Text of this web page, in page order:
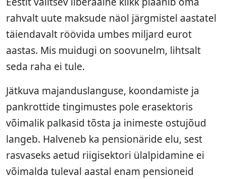
rahvalt uute maksude näol järgmistel aastatel
täiendavalt röövida umbes miljard eurot
aastas. Mis muidugi on soovunelm, lihtsalt
seda raha ei tule.
Jätkuva majanduslanguse, koondamiste ja
pankrottide tingimustes pole erasektoris
võimalik palkasid tõsta ja inimeste ostujõud
langeb. Halveneb ka pensionäride elu, sest
rasvaseks aetud riigisektori ülalpidamine ei
võimalda tuleval aastal enam pensioneid